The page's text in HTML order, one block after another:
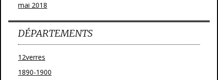
mai 2018
DÉPARTEMENTS
12verres
1890-1900